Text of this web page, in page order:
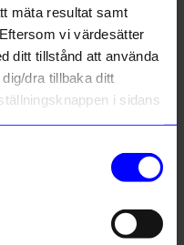
mäta resultat samt
vi värdesätter
ditt tillstånd att använda
dra tillbaka ditt
i sidans
10%
Ring Bolded Wavy Silver 17mm